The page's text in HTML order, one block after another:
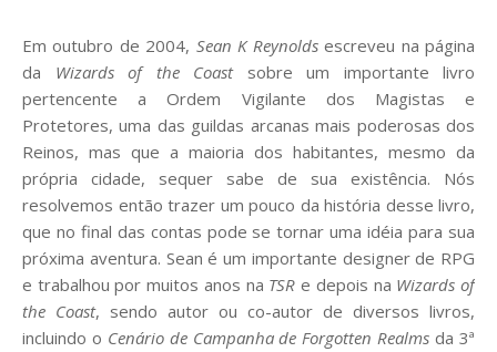
Em outubro de 2004, Sean K Reynoldsescreveu na página
da Wizards of the Coast sobre um importante livro
pertencente a Ordem Vigilante dos Magistas e
Protetores, uma das guildas arcanas mais poderosas dos
Reinos, mas que a maioria dos habitantes, mesmo da
própria cidade, sequer sabe de sua existência. Nós
resolvemos então trazer um pouco da história desse livro,
que no final das contas pode se tornar uma idéia para sua
próxima aventura. Sean é um importante designer de RPG
e trabalhou por muitos anos na TSR e depois na Wizards of
the Coast, sendo autor ou co-autor de diversos livros,
incluindo o Cenário de Campanha de Forgotten Realms da 3ª